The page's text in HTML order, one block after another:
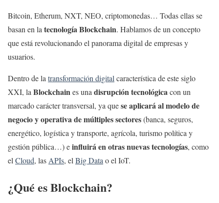
Bitcoin, Etherum, NXT, NEO, criptomonedas… Todas ellas se
basan en la tecnología Blockchain. Hablamos de un concepto
que está revolucionando el panorama digital de empresas y
usuarios.
Dentro de la transformación digital característica de este siglo
XXI, la Blockchaines una disrupción tecnológicacon un
marcado carácter transversal, ya quese aplicará al modelo de
negocio y operativa de múltiples sectores(banca, seguros,
energético, logística y transporte, agrícola, turismo política y
gestión pública…) einfluirá en otras nuevas tecnologías, como
el Cloud, las APIs, el Big Data o el IoT.
¿Qué es Blockchain?